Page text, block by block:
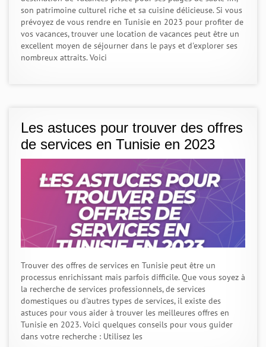
son patrimoine culturel riche et sa cuisine délicieuse. Si vous
prévoyez de vous rendre en Tunisie en 2023 pour profiter de
vos vacances, trouver une location de vacances peut être un
excellent moyen de séjourner dans le pays et d'explorer ses
nombreux attraits. Voici
Les astuces pour trouver des offres
de services en Tunisie en 2023
Trouver des offres de services en Tunisie peut être un
processus enrichissant mais parfois difficile. Que vous soyez à
la recherche de services professionnels, de services
domestiques ou d'autres types de services, il existe des
astuces pour vous aider à trouver les meilleures offres en
Tunisie en 2023. Voici quelques conseils pour vous guider
dans votre recherche : Utilisez les